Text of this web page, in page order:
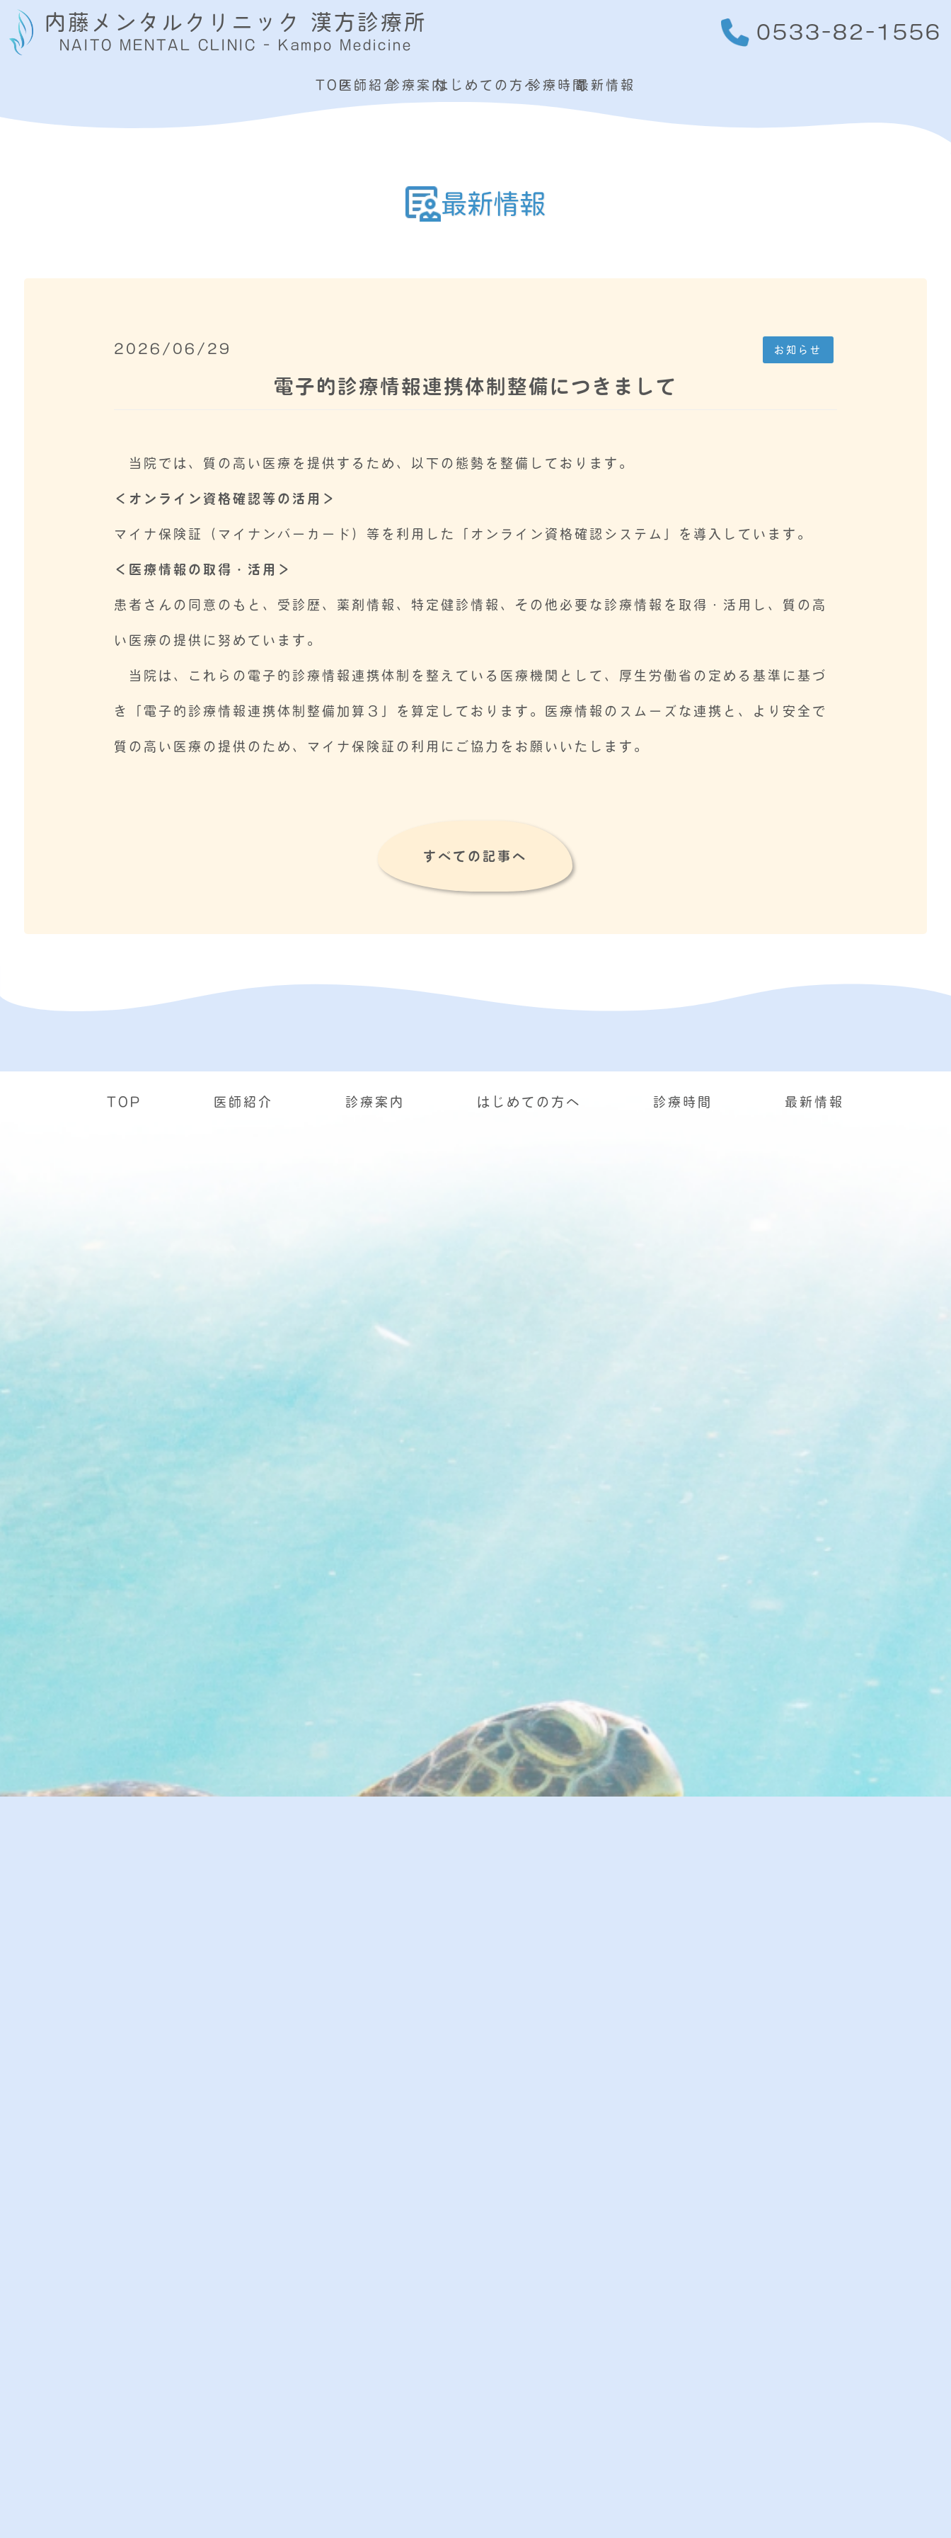
内藤メンタルクリニック 漢方診療所
NAITO MENTAL CLINIC - Kampo Medicine
0533-82-1556
TOP医師紹介診療案内はじめての方へ診療時間最新情報
最新情報
2026/06/29 お知らせ
電子的診療情報連携体制整備につきまして
当院では、質の高い医療を提供するため、以下の態勢を整備しております。
＜オンライン資格確認等の活用＞
マイナ保険証（マイナンバーカード）等を利用した「オンライン資格確認システム」を導入しています。
＜医療情報の取得・活用＞
患者さんの同意のもと、受診歴、薬剤情報、特定健診情報、その他必要な診療情報を取得・活用し、質の高
い医療の提供に努めています。
当院は、これらの電子的診療情報連携体制を整えている医療機関として、厚生労働省の定める基準に基づ
き「電子的診療情報連携体制整備加算３」を算定しております。医療情報のスムーズな連携と、より安全で
質の高い医療の提供のため、マイナ保険証の利用にご協力をお願いいたします。
すべての記事へ
TOP 医師紹介 診療案内 はじめての方へ 診療時間 最新情報